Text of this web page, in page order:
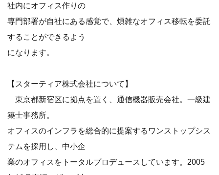
社内にオフィス作りの
専門部署が自社にある感覚で、煩雑なオフィス移転を委託
することができるよう
になります。
【スターティア株式会社について】
東京都新宿区に拠点を置く、通信機器販売会社。一級建
築士事務所。
オフィスのインフラを総合的に提案するワンストップシス
テムを採用し、中小企
業のオフィスをトータルプロデュースしています。2005